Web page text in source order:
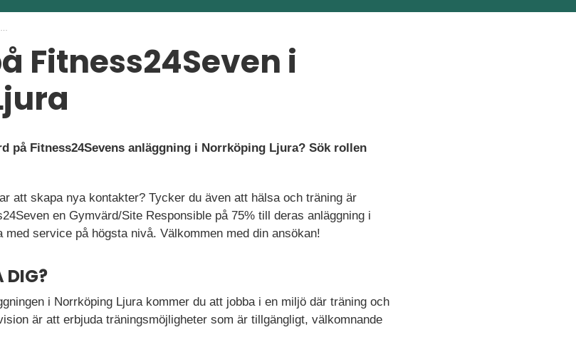
Fitness24Seven i
på Fitness24Sevens anläggning i Norrköping Ljura? Sök rollen
att skapa nya kontakter? Tycker du även att hälsa och träning är
en Gymvärd/Site Responsible på 75% till deras anläggning i
service på högsta nivå. Välkommen med din ansökan!
DIG?
i Norrköping Ljura kommer du att jobba i en miljö där träning och
är att erbjuda träningsmöjligheter som är tillgängligt, välkomnande